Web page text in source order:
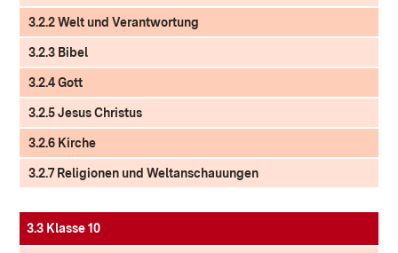
3.2.2 Welt und Verantwortung
3.2.3 Bibel
3.2.4 Gott
3.2.5 Jesus Christus
3.2.6 Kirche
3.2.7 Religionen und Weltanschauungen
3.3 Klasse 10